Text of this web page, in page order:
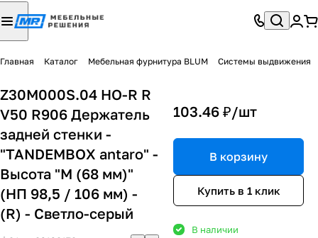
Главная Каталог Мебельная фурнитура BLUM Системы выдвижения
Z30M000S.04 HO-R R
V50 R906 Держатель
задней стенки -
"TANDEMBOX antaro" -
Высота "M (68 мм)"
(НП 98,5 / 106 мм) -
(R) - Светло-серый
103.46 ₽/шт
В корзину
Купить в 1 клик
В наличии